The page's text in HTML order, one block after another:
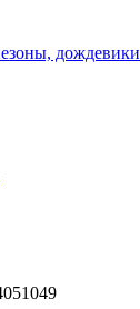
дождевики